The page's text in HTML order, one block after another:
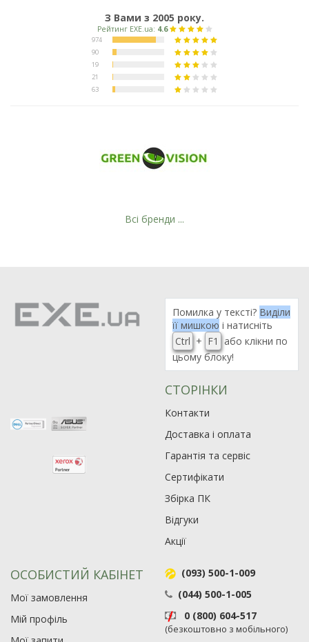
З Вами з 2005 року.
Всі бренди ...
Помилка у тексті? Виділи
її мишкою і натисніть
Ctrl + F1
або клікни по
цьому блоку!
СТОРІНКИ
Контакти
Доставка і оплата
Гарантія та сервіс
Сертифікати
Збірка ПК
Відгуки
Акції
ОСОБИСТИЙ КАБІНЕТ
Мої замовлення
Мій профіль
(093) 500-1-009
(044) 500-1-005
0 (800) 604-517
(безкоштовно з мобільного)